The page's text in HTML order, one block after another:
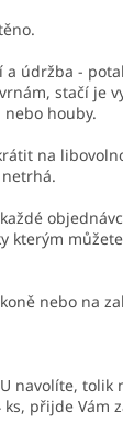
a údržba -
stačí je
houby.
na
kterým
nebo na
navolíte, tolik
přijde Vám